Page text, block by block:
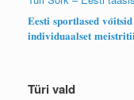
𝐄𝐞𝐬𝐭𝐢 𝐬𝐩𝐨𝐫𝐭𝐥𝐚𝐬𝐞𝐝
𝐢𝐧𝐝𝐢𝐯𝐢𝐝𝐮𝐚𝐚𝐥𝐬𝐞𝐭
Türi vald